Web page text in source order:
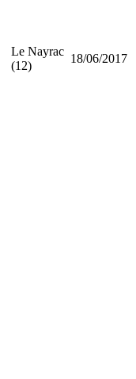
Le Nayrac
(12)
18/06/2017